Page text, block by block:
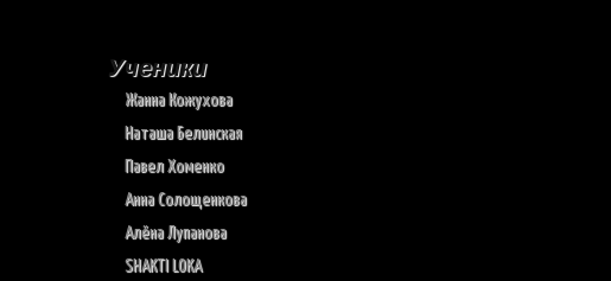
Ученики
Жанна Кожухова
Наташа Белинская
Павел Хоменко
Анна Солощенкова
Алёна Лупанова
SHAKTI LOKA